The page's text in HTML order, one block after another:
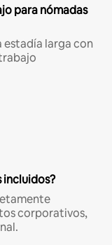
para nómadas
estadía larga con
incluidos?
corporativos,